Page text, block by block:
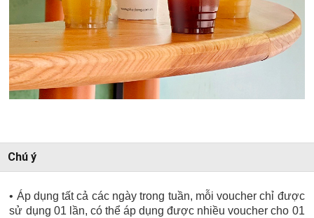
Chú ý
• Áp dụng tất cả các ngày trong tuần, mỗi voucher chỉ được
sử dụng 01 lần, có thể áp dụng được nhiều voucher cho 01